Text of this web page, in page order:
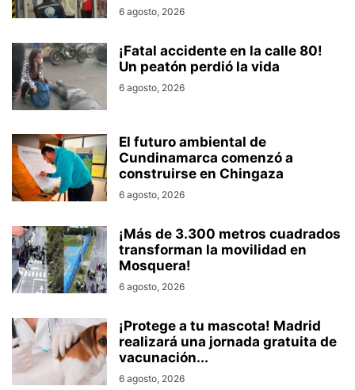
6 agosto, 2026
¡Fatal accidente en la calle 80!
Un peatón perdió la vida
6 agosto, 2026
El futuro ambiental de
Cundinamarca comenzó a
construirse en Chingaza
6 agosto, 2026
¡Más de 3.300 metros cuadrados
transforman la movilidad en
Mosquera!
6 agosto, 2026
¡Protege a tu mascota! Madrid
realizará una jornada gratuita de
vacunación...
6 agosto, 2026